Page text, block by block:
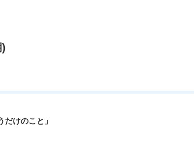
だけのこと」